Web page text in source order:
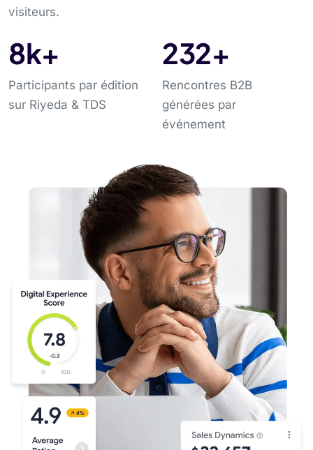
visiteurs.
10k+
Participants par édition
sur Riyeda & TDS
291+
Rencontres B2B
générées par
événement